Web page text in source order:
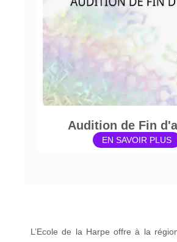
Audition de Fin
EN SAVOIR PLUS
L’Ecole de la Harpe offre à la